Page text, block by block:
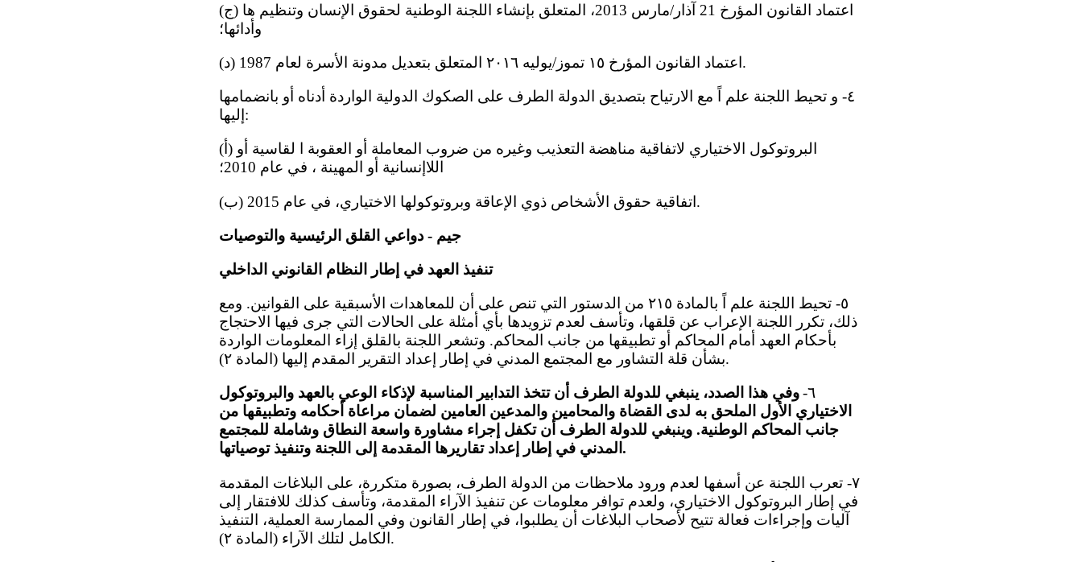
(ج) اعتماد القانون المؤرخ 21 آذار/مارس 2013، المتعلق بإنشاء اللجنة الوطنية لحقوق الإنسان وتنظيم ها
وأدائها؛
(د) اعتماد القانون المؤرخ ١٥ تموز/يوليه ٢٠١٦ المتعلق بتعديل مدونة الأسرة لعام 1987.
٤- و تحيط اللجنة علم اً مع الارتياح بتصديق الدولة الطرف على الصكوك الدولية الواردة أدناه أو بانضمامها
إليها:
(أ) البروتوكول الاختياري لاتفاقية مناهضة التعذيب وغيره من ضروب المعاملة أو العقوبة ا لقاسية أو
اللاإنسانية أو المهينة ، في عام 2010؛
(ب) اتفاقية حقوق الأشخاص ذوي الإعاقة وبروتوكولها الاختياري، في عام 2015.
جيم - دواعي القلق الرئيسية والتوصيات
تنفيذ العهد في إطار النظام القانوني الداخلي
٥- تحيط اللجنة علم اً بالمادة ٢١٥ من الدستور التي تنص على أن للمعاهدات الأسبقية على القوانين. ومع
ذلك، تكرر اللجنة الإعراب عن قلقها، وتأسف لعدم تزويدها بأي أمثلة على الحالات التي جرى فيها الاحتجاج
بأحكام العهد أمام المحاكم أو تطبيقها من جانب المحاكم. وتشعر اللجنة بالقلق إزاء المعلومات الواردة
بشأن قلة التشاور مع المجتمع المدني في إطار إعداد التقرير المقدم إليها (المادة ٢).
٦- وفي هذا الصدد، ينبغي للدولة الطرف أن تتخذ التدابير المناسبة لإذكاء الوعي بالعهد والبروتوكول
الاختياري الأول الملحق به لدى القضاة والمحامين والمدعين العامين لضمان مراعاة أحكامه وتطبيقها من
جانب المحاكم الوطنية. وينبغي للدولة الطرف أن تكفل إجراء مشاورة واسعة النطاق وشاملة للمجتمع
المدني في إطار إعداد تقاريرها المقدمة إلى اللجنة وتنفيذ توصياتها.
٧- تعرب اللجنة عن أسفها لعدم ورود ملاحظات من الدولة الطرف، بصورة متكررة، على البلاغات المقدمة
في إطار البروتوكول الاختياري، ولعدم توافر معلومات عن تنفيذ الآراء المقدمة، وتأسف كذلك للافتقار إلى
آليات وإجراءات فعالة تتيح لأصحاب البلاغات أن يطلبوا، في إطار القانون وفي الممارسة العملية، التنفيذ
الكامل لتلك الآراء (المادة ٢).